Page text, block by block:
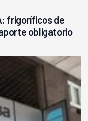
frigoríficos de
obligatorio